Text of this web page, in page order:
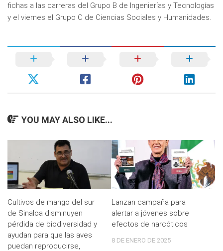
fichas a las carreras del Grupo B de Ingenierías y Tecnologías
y el viernes el Grupo C de Ciencias Sociales y Humanidades.
YOU MAY ALSO LIKE...
Cultivos de mango del sur
de Sinaloa disminuyen
pérdida de biodiversidad y
ayudan para que las aves
puedan reproducirse,
Lanzan campaña para
alertar a jóvenes sobre
efectos de narcóticos
8 DE ENERO DE 2025